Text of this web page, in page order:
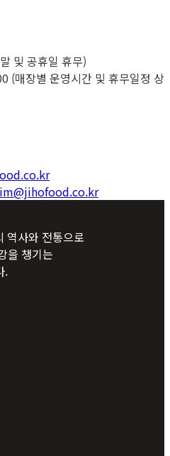
및 공휴일 휴무)
(매장별 운영시간 및 휴무일정 상
사와 전통으로
을 챙기는
.